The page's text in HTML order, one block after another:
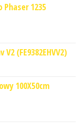
Phaser 1235
(FE9382EHVV2)
100X50cm